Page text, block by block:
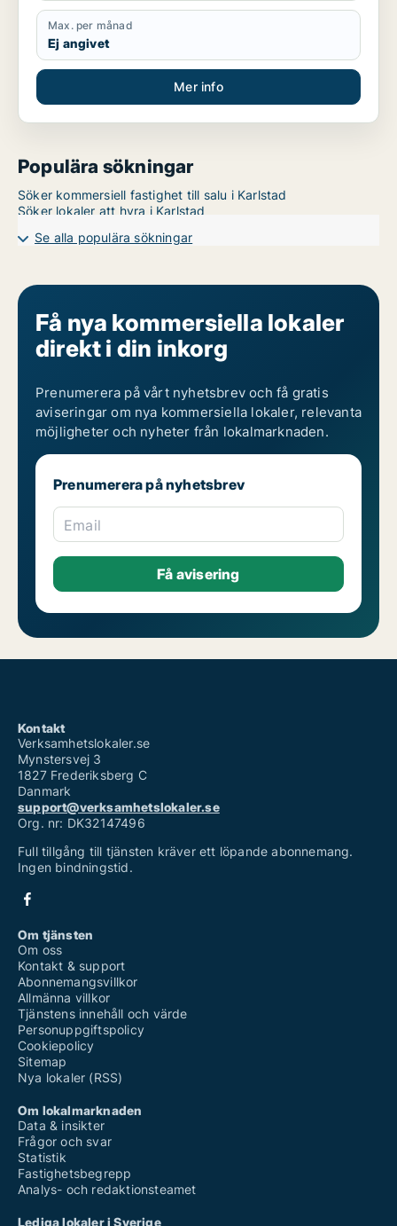
Max. per månad
Ej angivet
Mer info
Populära sökningar
Söker kommersiell fastighet till salu i Karlstad
Söker lokaler att hyra i Karlstad
Se alla populära sökningar
Få nya kommersiella lokaler
direkt i din inkorg
Prenumerera på vårt nyhetsbrev och få gratis
aviseringar om nya kommersiella lokaler, relevanta
möjligheter och nyheter från lokalmarknaden.
Prenumerera på nyhetsbrev
Email
Kontakt
Verksamhetslokaler.se
Mynstersvej 3
1827 Frederiksberg C
Danmark
support@verksamhetslokaler.se
Org. nr: DK32147496
Full tillgång till tjänsten kräver ett löpande abonnemang.
Ingen bindningstid.
Om tjänsten
Om oss
Kontakt & support
Abonnemangsvillkor
Allmänna villkor
Tjänstens innehåll och värde
Personuppgiftspolicy
Cookiepolicy
Sitemap
Nya lokaler (RSS)
Om lokalmarknaden
Data & insikter
Frågor och svar
Statistik
Fastighetsbegrepp
Analys- och redaktionsteamet
Lediga lokaler i Sverige